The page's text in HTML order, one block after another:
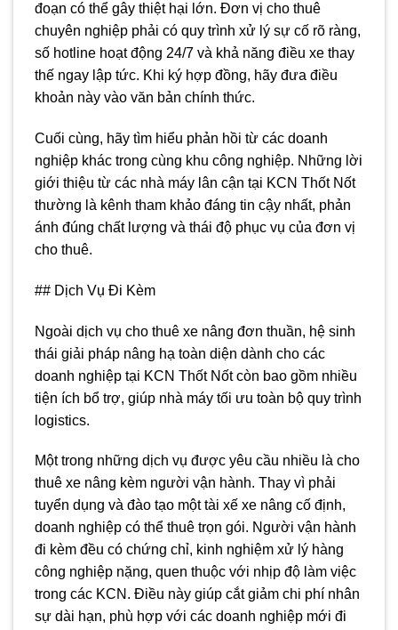
đoạn có thể gây thiệt hại lớn. Đơn vị cho thuê
chuyên nghiệp phải có quy trình xử lý sự cố rõ ràng,
số hotline hoạt động 24/7 và khả năng điều xe thay
thế ngay lập tức. Khi ký hợp đồng, hãy đưa điều
khoản này vào văn bản chính thức.
Cuối cùng, hãy tìm hiểu phản hồi từ các doanh
nghiệp khác trong cùng khu công nghiệp. Những lời
giới thiệu từ các nhà máy lân cận tại KCN Thốt Nốt
thường là kênh tham khảo đáng tin cậy nhất, phản
ánh đúng chất lượng và thái độ phục vụ của đơn vị
cho thuê.
## Dịch Vụ Đi Kèm
Ngoài dịch vụ cho thuê xe nâng đơn thuần, hệ sinh
thái giải pháp nâng hạ toàn diện dành cho các
doanh nghiệp tại KCN Thốt Nốt còn bao gồm nhiều
tiện ích bổ trợ, giúp nhà máy tối ưu toàn bộ quy trình
logistics.
Một trong những dịch vụ được yêu cầu nhiều là cho
thuê xe nâng kèm người vận hành. Thay vì phải
tuyển dụng và đào tạo một tài xế xe nâng cố định,
doanh nghiệp có thể thuê trọn gói. Người vận hành
đi kèm đều có chứng chỉ, kinh nghiệm xử lý hàng
công nghiệp nặng, quen thuộc với nhịp độ làm việc
trong các KCN. Điều này giúp cắt giảm chi phí nhân
sự dài hạn, phù hợp với các doanh nghiệp mới đi